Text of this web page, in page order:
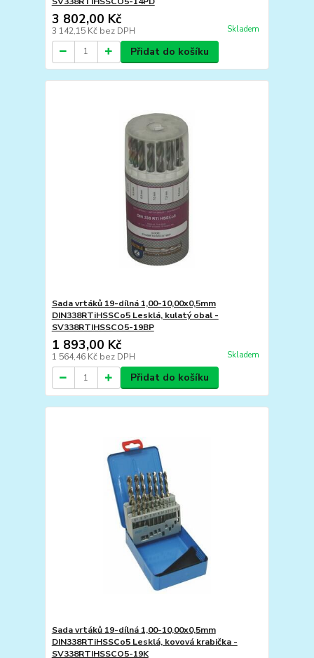
3 802,00 Kč
3 142,15 Kč bez DPH Skladem
Přidat do košíku
Sada vrtáků 19-dílná 1,00-10,00x0,5mm
DIN338RTiHSSCo5 Lesklá, kulatý obal -
SV338RTIHSSCO5-19BP
1 893,00 Kč
1 564,46 Kč bez DPH Skladem
Přidat do košíku
Sada vrtáků 19-dílná 1,00-10,00x0,5mm
DIN338RTiHSSCo5 Lesklá, kovová krabička -
SV338RTIHSSCO5-19K